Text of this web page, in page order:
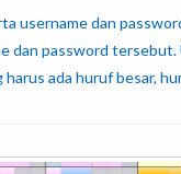
username dan
dan password
ada huruf besar,